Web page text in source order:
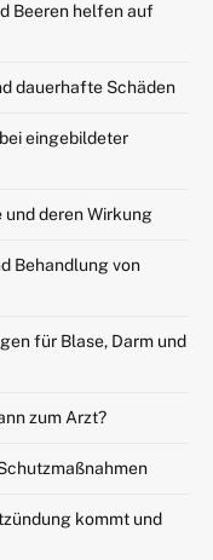
Beeren helfen auf
dauerhafte Schäden
eingebildeter
deren Wirkung
Behandlung von
für Blase, Darm und
zum Arzt?
kommt und